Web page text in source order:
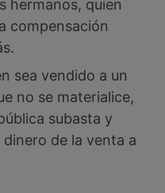
hermanos, quien
compensación
sea vendido a un
no se materialice,
subasta y
de la venta a